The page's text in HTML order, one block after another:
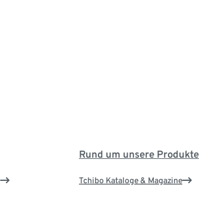
Rund um unsere Produkte
Tchibo Kataloge & Magazine